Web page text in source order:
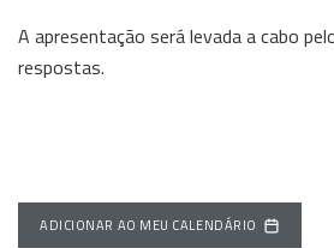
A apresentação será levada a cabo
respostas.
ADICIONAR AO MEU CALENDÁRIO